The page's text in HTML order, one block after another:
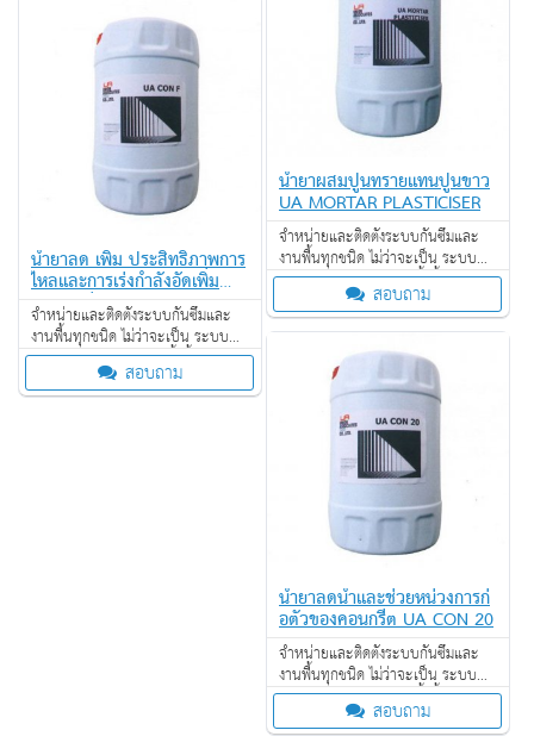
น้ำยาผสมปูนทรายแทนปูนขาว
UA MORTAR PLASTICISER
จำหน่ายและติดตั้งระบบกันซึมและ
งานพื้นทุกชนิด ไม่ว่าจะเป็น ระบบ
งานกันซึม ระบบงานติดตั้งพื้น งาน
ป้องกันไฟลาม งานเคลือบปกป้องพื้น
ผิว งานเคลือบสารสะท้อนความร้อน
สอบถาม
น้ำยาลด เพิ่ม ประสิทธิภาพการ
ไหลและการเร่งกำลังอัดเพิ่มกำลั
ง คอนกรีต UA CON F
จำหน่ายและติดตั้งระบบกันซึมและ
งานพื้นทุกชนิด ไม่ว่าจะเป็น ระบบ
งานกันซึม ระบบงานติดตั้งพื้น งาน
ป้องกันไฟลาม งานเคลือบปกป้องพื้น
ผิว งานเคลือบสารสะท้อนความร้อน
สอบถาม
น้ำยาลดน้ำและช่วยหน่วงการก่
อตัวของคอนกรีต UA CON 20
จำหน่ายและติดตั้งระบบกันซึมและ
งานพื้นทุกชนิด ไม่ว่าจะเป็น ระบบ
งานกันซึม ระบบงานติดตั้งพื้น งาน
ป้องกันไฟลาม งานเคลือบปกป้องพื้น
ผิว งานเคลือบสารสะท้อนความร้อน
สอบถาม